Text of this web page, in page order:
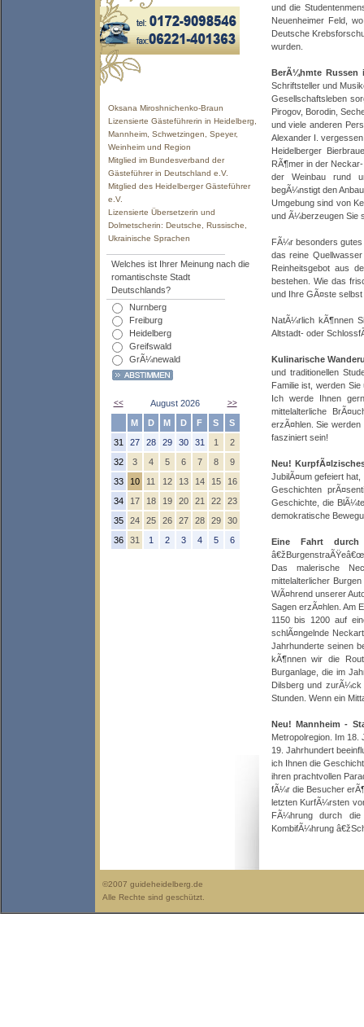
Oksana Miroshnichenko-Braun
Lizensierte Gästeführerin in Heidelberg,
Mannheim, Schwetzingen, Speyer,
Weinheim und Region
Mitglied im Bundesverband der
Gästeführer in Deutschland e.V.
Mitglied des Heidelberger Gästeführer
e.V.
Lizensierte Übersetzerin und
Dolmetscherin: Deutsche, Russische,
Ukrainische Sprachen
Welches ist Ihrer Meinung nach die
romantischste Stadt
Deutschlands?
Nurnberg
Freiburg
Heidelberg
Greifswald
GrÃ¼newald
<< August 2026 >>
M D M D F S
S
31
27 28 29 30 31 1
2
32
3 4 5 6 7 8
9
33
10 11 12 13 14 15
16
34
17 18 19 20 21 22
23
35
24 25 26 27 28 29
30
36
31 1 2 3 4 5 6
und die
Neuenheimer Feld,
Deutsche
wurden.
BerÃ¼hmte Russen
Schriftsteller und
Gesellschaftsleben
Pirogov, Borodin,
und viele anderen
Alexander I.
Heidelberger
RÃ¶mer in der
der Weinbau rund
begÃ¼nstigt den
Umgebung sind von
und Ã¼berzeugen Sie
FÃ¼r besonders
das reine
Reinheitsgebot aus
bestehen. Wie das
und Ihre GÃ¤ste
NatÃ¼rlich kÃ¶nnen
Altstadt- oder
Kulinarische
und traditionellen
Familie ist, werden
Ich werde Ihnen
mittelalterliche
erzÃ¤hlen. Sie
fasziniert sein!
Neu!
JubilÃ¤um gefeiert
Geschichten
Geschichte, die
demokratische
Eine Fahrt durch
Das malerische
mittelalterlicher
WÃ¤hrend unserer
Sagen erzÃ¤hlen. Am
1150 bis 1200 auf
schlÃ¤ngelnde
Jahrhunderte seinen
kÃ¶nnen wir die
Burganlage, die im
Dilsberg und
Stunden. Wenn ein
Neu! Mannheim -
Metropolregion. Im
19. Jahrhundert
ich Ihnen die
ihren prachtvollen
fÃ¼r die Besucher
letzten KurfÃ¼rsten
FÃ¼hrung durch
KombifÃ¼hrung
©2007 guideheidelberg.de
Alle Rechte sind geschützt.